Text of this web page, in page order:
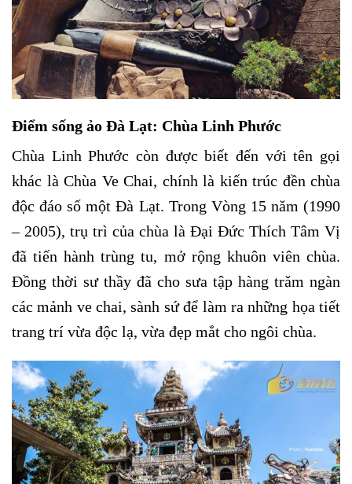
Điểm sống ảo Đà Lạt: Chùa Linh Phước
Chùa Linh Phước còn được biết đến với tên gọi
khác là Chùa Ve Chai, chính là kiến trúc đền chùa
độc đáo số một Đà Lạt. Trong Vòng 15 năm (1990
– 2005), trụ trì của chùa là Đại Đức Thích Tâm Vị
đã tiến hành trùng tu, mở rộng khuôn viên chùa.
Đồng thời sư thầy đã cho sưa tập hàng trăm ngàn
các mảnh ve chai, sành sứ để làm ra những họa tiết
trang trí vừa độc lạ, vừa đẹp mắt cho ngôi chùa.